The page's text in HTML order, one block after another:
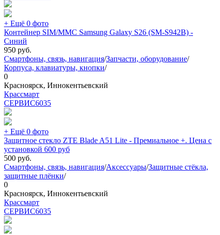
+ Ещё 0 фото
Контейнер SIM/MMC Samsung Galaxy S26 (SM-S942B) -
Синий
950 руб.
Смартфоны, связь, навигация/Запчасти, оборудование/
Корпуса, клавиатуры, кнопки/
0
Красноярск, Иннокентьевский
Крассмарт
СЕРВИС6035
+ Ещё 0 фото
Защитное стекло ZTE Blade A51 Lite - Премиальное +. Цена с
установкой 600 руб
500 руб.
Смартфоны, связь, навигация/Аксессуары/Защитные стёкла,
защитные плёнки/
0
Красноярск, Иннокентьевский
Крассмарт
СЕРВИС6035